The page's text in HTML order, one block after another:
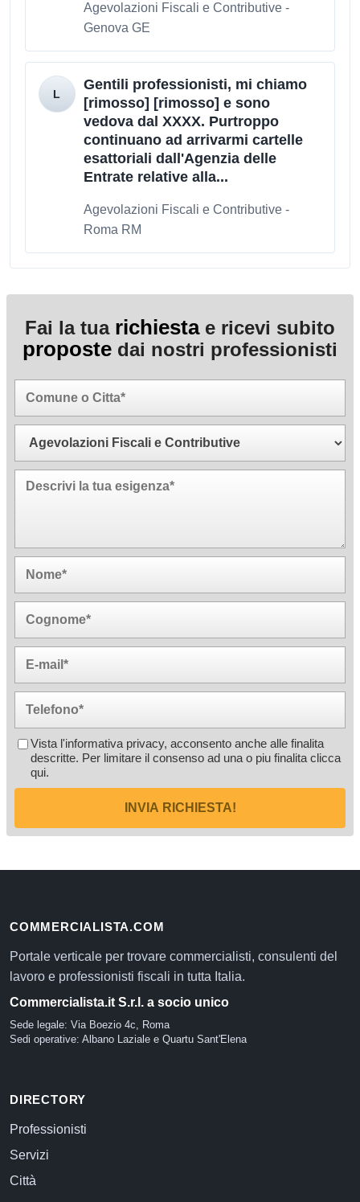
Agevolazioni Fiscali e Contributive -
Genova GE
Gentili professionisti, mi chiamo
[rimosso] [rimosso] e sono
vedova dal XXXX. Purtroppo
continuano ad arrivarmi cartelle
esattoriali dall'Agenzia delle
Entrate relative alla...
Agevolazioni Fiscali e Contributive -
Roma RM
Fai la tua richiestae ricevi subito
proposte dai nostri professionisti
Vista l'informativa privacy, acconsento anche alle finalita
descritte. Per limitare il consenso ad una o piu finalita clicca
qui.
INVIA RICHIESTA!
COMMERCIALISTA.COM
Portale verticale per trovare commercialisti, consulenti del
lavoro e professionisti fiscali in tutta Italia.
Commercialista.it S.r.l. a socio unico
Sede legale: Via Boezio 4c, Roma
Sedi operative: Albano Laziale e Quartu Sant'Elena
DIRECTORY
Professionisti
Servizi
Città